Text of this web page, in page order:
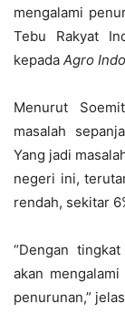
mengalami
Tebu Rakyat
kepada Agro
Menurut
masalah
Yang jadi
negeri ini,
rendah, sekitar
“Dengan
akan
penurunan,”